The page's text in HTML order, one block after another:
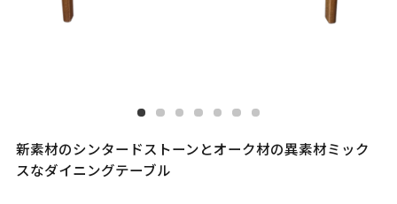
新素材のシンタードストーンとオーク材の異素材ミック
スなダイニングテーブル